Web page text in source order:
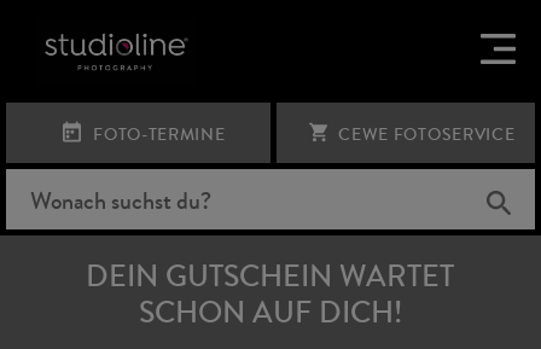
FOTO-TERMINE CEWE FOTOSERVICE
DEIN GUTSCHEIN WARTET
SCHON AUF DICH!